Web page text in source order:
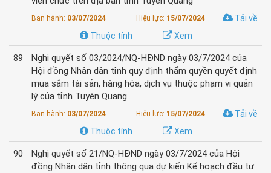
Ban hành: 03/07/2024 Hiệu lực: 15/07/2024
Tải về
Xem
Thuộc tính
89
Nghị quyết số 03/2024/NQ-HĐND ngày 03/7/2024 của
Hội đồng Nhân dân tỉnh quy định thẩm quyền quyết định
mua sắm tài sản, hàng hóa, dịch vụ thuộc phạm vi quản
lý của tỉnh Tuyên Quang
Ban hành: 03/07/2024 Hiệu lực: 15/07/2024
Tải về
Xem
Thuộc tính
90
Nghị quyết số 21/NQ-HĐND ngày 03/7/2024 của Hội
đồng Nhân dân tỉnh thông qua dự kiến Kế hoạch đầu tư